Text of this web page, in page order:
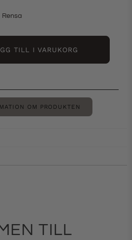
Rensa
TILL I VARUKORG
OM PRODUKTEN
TILL